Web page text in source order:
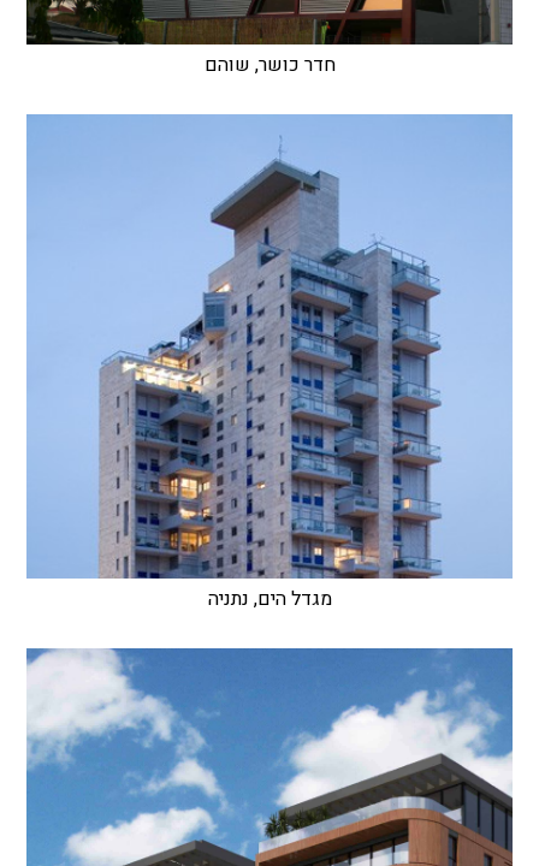
חדר כושר, שוהם
מגדל הים, נתניה